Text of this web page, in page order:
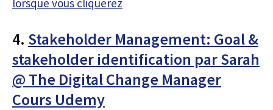
4. Stakeholder Management: Goal &
stakeholder identification par Sarah
@ The Digital Change Manager
Cours Udemy